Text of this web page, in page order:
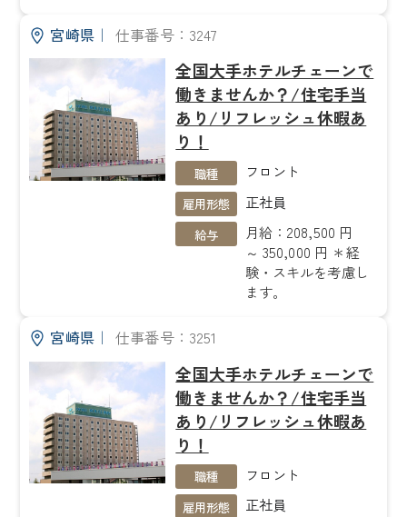
宮崎県｜ 仕事番号：3247
全国大手ホテルチェーンで
働きませんか？/住宅手当
あり/リフレッシュ休暇あ
り！
職種 フロント
雇用形態 正社員
給与
月給：208,500 円
～ 350,000 円 ＊経
験・スキルを考慮し
ます。
宮崎県｜ 仕事番号：3251
全国大手ホテルチェーンで
働きませんか？/住宅手当
あり/リフレッシュ休暇あ
り！
職種 フロント
雇用形態 正社員